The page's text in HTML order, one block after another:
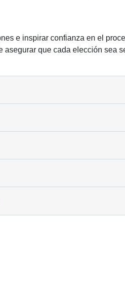
e inspirar confianza en el
que cada elección sea